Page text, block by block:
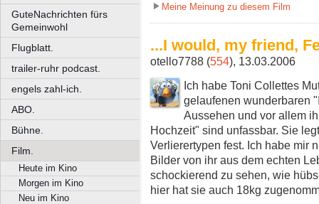
GuteNachrichten fürs
Gemeinwohl
Flugblatt.
trailer-ruhr podcast.
engels zahl-ich.
ABO.
Bühne.
Film.
Heute im Kino
Morgen im Kino
Neu im Kino
Meine Meinung zu diesem Film
...I would, my friend,
otello7788 (554), 13.03.2006
Ich habe Toni Collettes
gelaufenen wunderbaren
Aussehen und vor allem
Hochzeit" sind unfassbar. Sie
Verlierertypen fest. Ich habe mir
Bilder von ihr aus dem echten
schockierend zu sehen, wie
hier hat sie auch 18kg